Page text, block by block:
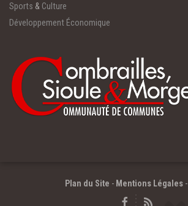
Sports & Culture
Développement Économique
Plan du Site - Mentions Légales-